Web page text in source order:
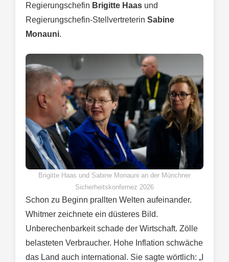
Regierungschefin Brigitte Haas und
Regierungschefin-Stellvertreterin Sabine
Monauni.
Brigitte Haas und Sabine Monauni an der Münchner
Sicherheitskonfernez 2026
Schon zu Beginn prallten Welten aufeinander.
Whitmer zeichnete ein düsteres Bild.
Unberechenbarkeit schade der Wirtschaft. Zölle
belasteten Verbraucher. Hohe Inflation schwäche
das Land auch international. Sie sagte wörtlich: „I